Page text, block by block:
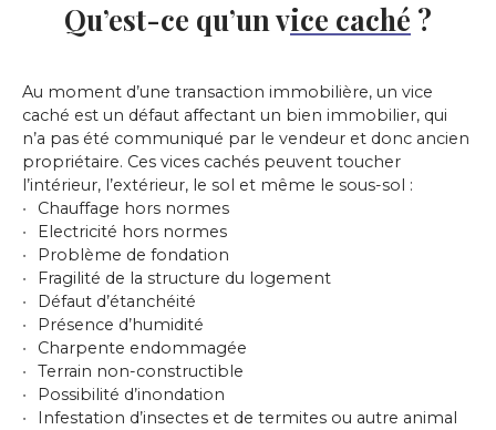
Qu’est-ce qu’unvice caché ?
Au moment d’une transaction immobilière, un vice
caché est un défaut affectant un bien immobilier, qui
n’a pas été communiqué par le vendeur et donc ancien
propriétaire. Ces vices cachés peuvent toucher
l’intérieur, l’extérieur, le sol et même le sous-sol :
Chauffage hors normes
Electricité hors normes
Problème de fondation
Fragilité de la structure du logement
Défaut d’étanchéité
Présence d’humidité
Charpente endommagée
Terrain non-constructible
Possibilité d’inondation
Infestation d’insectes et de termites ou autre animal